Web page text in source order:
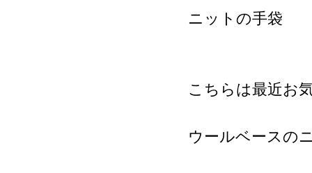
ニットの手袋
こちらは最近お
ウールベースの